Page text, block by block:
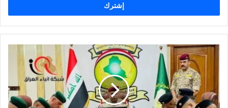
قيادة
عمليات
مؤتمراً
أمنياً